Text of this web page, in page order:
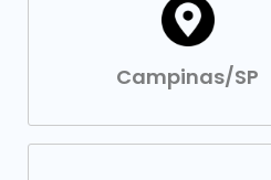
Campinas/SP